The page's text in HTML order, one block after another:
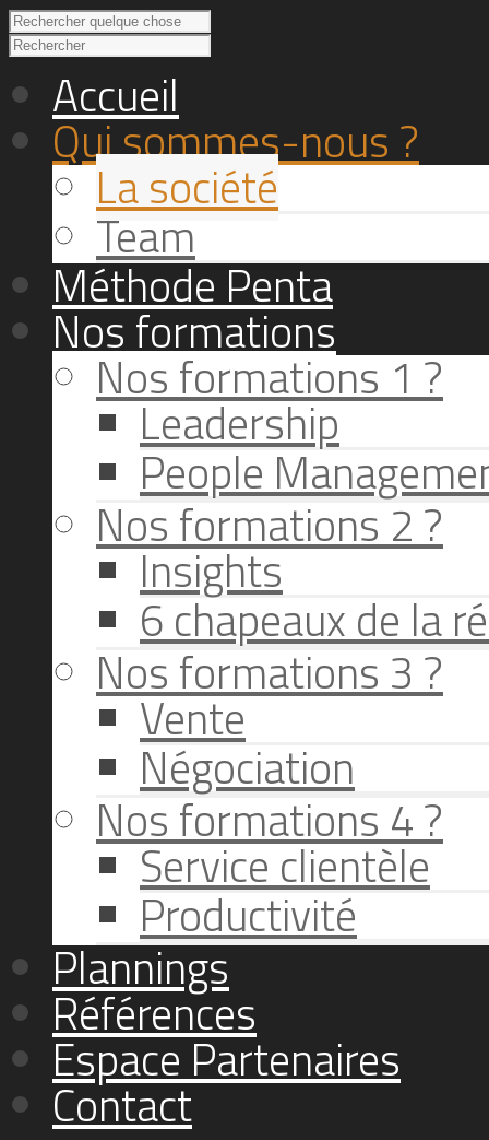
Accueil
Qui sommes-nous ?
La société
Team
Méthode Penta
Nos formations
Nos formations 1 ?
Leadership
People
Nos formations 2 ?
Insights
6 chapeaux de la
Nos formations 3 ?
Vente
Négociation
Nos formations 4 ?
Service clientèle
Productivité
Plannings
Références
Espace Partenaires
Contact